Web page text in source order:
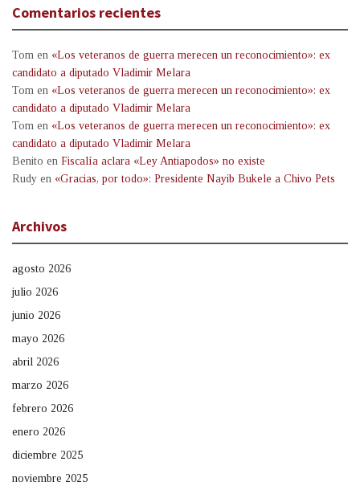
Comentarios recientes
Tom en «Los veteranos de guerra merecen un reconocimiento»: ex
candidato a diputado Vladimir Melara
Tom en «Los veteranos de guerra merecen un reconocimiento»: ex
candidato a diputado Vladimir Melara
Tom en «Los veteranos de guerra merecen un reconocimiento»: ex
candidato a diputado Vladimir Melara
Benito en Fiscalía aclara «Ley Antiapodos» no existe
Rudy en «Gracias, por todo»: Presidente Nayib Bukele a Chivo Pets
Archivos
agosto 2026
julio 2026
junio 2026
mayo 2026
abril 2026
marzo 2026
febrero 2026
enero 2026
diciembre 2025
noviembre 2025